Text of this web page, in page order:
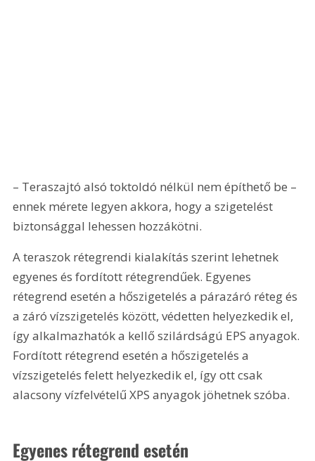
– Teraszajtó alsó toktoldó nélkül nem építhető be –
ennek mérete legyen akkora, hogy a szigetelést
biztonsággal lehessen hozzákötni.
A teraszok rétegrendi kialakítás szerint lehetnek
egyenes és fordított rétegrendűek. Egyenes
rétegrend esetén a hőszigetelés a párazáró réteg és
a záró vízszigetelés között, védetten helyezkedik el,
így alkalmazhatók a kellő szilárdságú EPS anyagok.
Fordított rétegrend esetén a hőszigetelés a
vízszigetelés felett helyezkedik el, így ott csak
alacsony vízfelvételű XPS anyagok jöhetnek szóba.
Egyenes rétegrend esetén